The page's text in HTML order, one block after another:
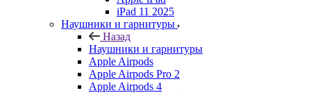
iPad 11 2025
Наушники и гарнитуры
Назад
Наушники и гарнитуры
Apple Airpods
Apple Airpods Pro 2
Apple Airpods 4